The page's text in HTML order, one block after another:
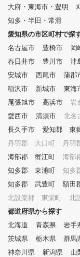
な身体の健康維持に
ちの強みです。 ■4,000人以上
の生徒のレッスンを
豊富なコーチが、あ
をサポート PRゴルフ
代表兼、ゴルフコー
也です。 ゴルフレッ
000人以上の方に出
が、レッスンを受け
チベーションは人そ
。 「上手になりたい
く上達したい」 「健
「永くゴルフを続け
ドバイス、サポート
と考えております。
ゴルフスタジオに遊
さい。
大府・東海市・豊明
知多・半田・常滑
愛知県の市区町村で探
名古屋市
豊橋市 岡
春日井市
豊川市 津
安城市
西尾市 蒲郡
稲沢市
新城市 東海
尾張旭市
高浜市 岩
愛西市
清須市 北名
長久手市
愛知郡 東
丹羽郡 大口町
丹羽
海部郡 蟹江町
海部
知多郡 東浦町
知多
知多郡 武豊町
額田
北設楽郡 東栄町
北
都道府県から探す
北海道
青森県 岩手
茨城県
栃木県 群馬
神奈川県
新潟県 山